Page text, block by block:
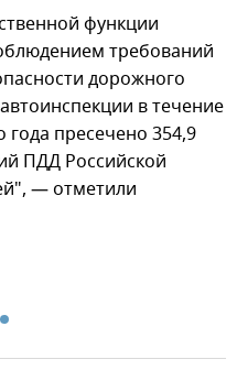
функции
требований
дорожного
в течение
года пресечено 354,9
ПДД Российской
— отметили